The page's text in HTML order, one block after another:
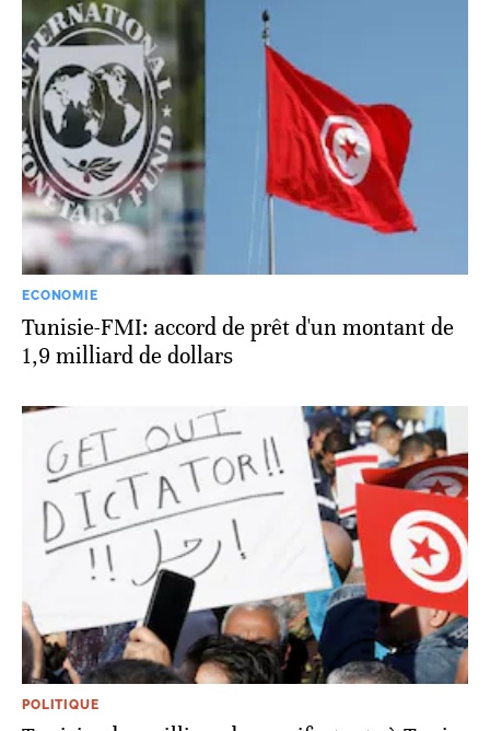
ECONOMIE
Tunisie-FMI: accord de prêt d'un montant de
1,9 milliard de dollars
POLITIQUE